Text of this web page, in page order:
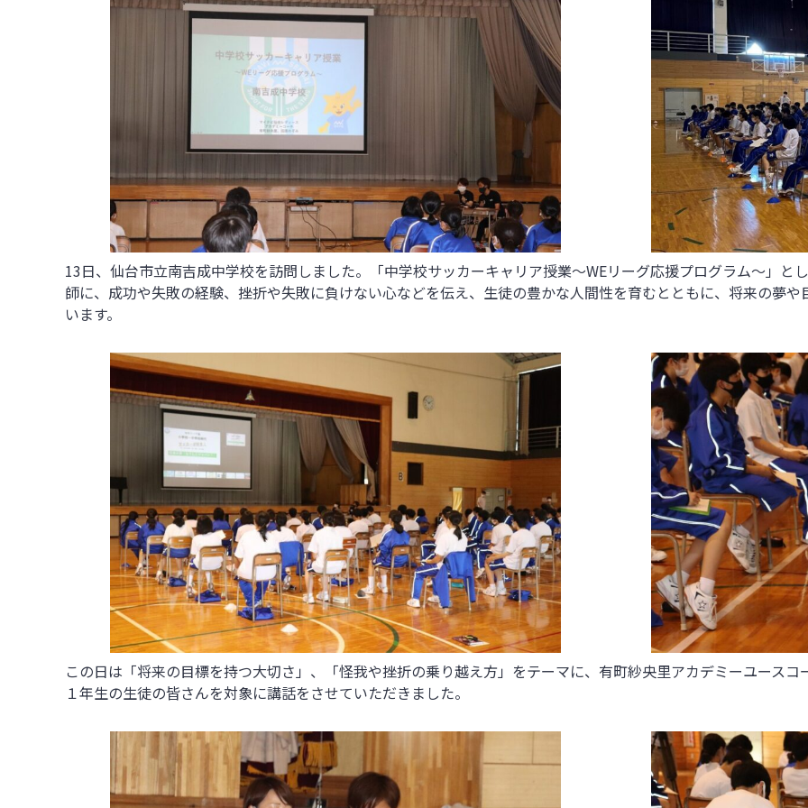
13日、仙台市立南吉成中学校を訪問しました。「中学校サッカーキャリア授業～WEリーグ応援プログラム～」と
師に、成功や失敗の経験、挫折や失敗に負けない心などを伝え、生徒の豊かな人間性を育むとともに、将来の夢
います。
この日は「将来の目標を持つ大切さ」、「怪我や挫折の乗り越え方」をテーマに、有町紗央里アカデミーユース
１年生の生徒の皆さんを対象に講話をさせていただきました。